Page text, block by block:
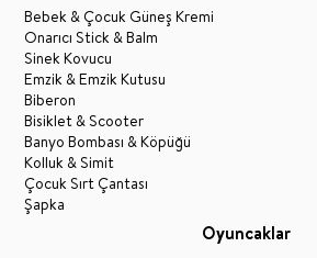
Bebek & Çocuk Güneş Kremi
Onarıcı Stick & Balm
Sinek Kovucu
Emzik & Emzik Kutusu
Biberon
Bisiklet & Scooter
Banyo Bombası & Köpüğü
Kolluk & Simit
Çocuk Sırt Çantası
Şapka
Oyuncaklar